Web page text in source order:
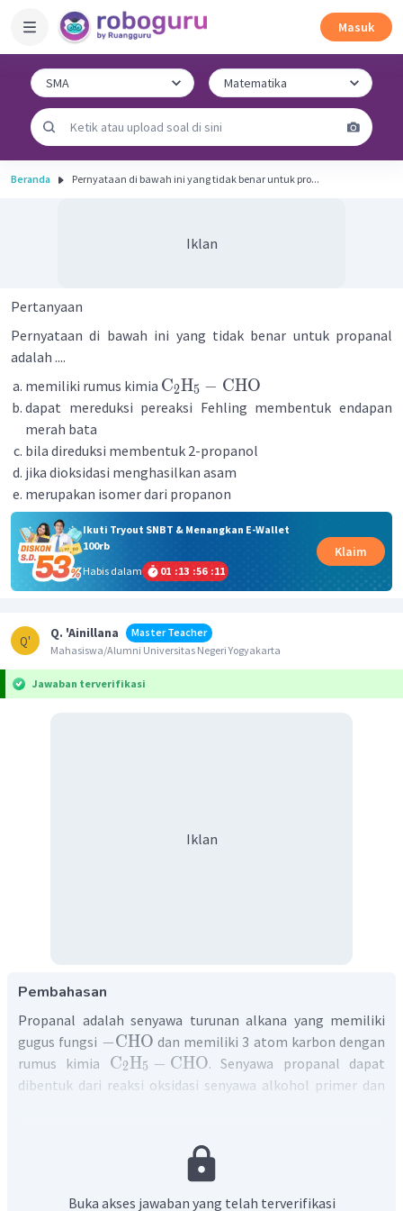
Masuk
Beranda Pernyataan di bawah ini yang tidak benar untuk pro...
Iklan
Pertanyaan
Pernyataan di bawah ini yang tidak benar untuk propanal
adalah ....
memiliki rumus kimia C2H5 − CHO
dapat mereduksi pereaksi Fehling membentuk endapan
merah bata
bila direduksi membentuk 2-propanol
jika dioksidasi menghasilkan asam
merupakan isomer dari propanon
Ikuti Tryout SNBT & Menangkan E-Wallet
100rb
Habis dalam
01 :13 :56 :11
Klaim
Q'
Q. 'Ainillana
Master Teacher
Mahasiswa/Alumni Universitas Negeri Yogyakarta
Jawaban terverifikasi
Iklan
Pembahasan
Propanal adalah senyawa turunan alkana yang memiliki
gugus fungsi −CHO dan memiliki 3 atom karbon dengan
rumus kimia C2H5 − CHO. Senyawa propanal dapat
dibentuk dari reaksi oksidasi senyawa alkohol primer dan
yang memiliki 3 atom karbon. Senyawa propanal memiliki
isomer gugus fungsi dengan senyawa propanon karena
Buka akses jawaban yang telah terverifikasi